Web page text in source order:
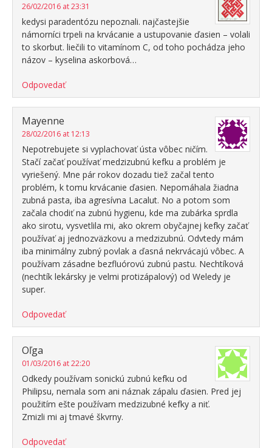
26/02/2016 at 23:31
kedysi paradentózu nepoznali. najčastejšie
námorníci trpeli na krvácanie a ustupovanie ďasien – volali
to skorbut. liečili to vitamínom C, od toho pochádza jeho
názov – kyselina askorbová…
Odpovedať
Mayenne
28/02/2016 at 12:13
Nepotrebujete si vyplachovať ústa vôbec ničím.
Stačí začať používať medzizubnú kefku a problém je
vyriešený. Mne pár rokov dozadu tiež začal tento
problém, k tomu krvácanie ďasien. Nepomáhala žiadna
zubná pasta, iba agresívna Lacalut. No a potom som
začala chodiť na zubnú hygienu, kde ma zubárka sprdla
ako sirotu, vysvetlila mi, ako okrem obyčajnej kefky začať
používať aj jednozväzkovu a medzizubnú. Odvtedy mám
iba minimálny zubný povlak a ďasná nekrvácajú vôbec. A
používam zásadne bezfluórovú zubnú pastu. Nechtíková
(nechtík lekársky je velmi protizápalový) od Weledy je
super.
Odpovedať
Oľga
01/03/2016 at 22:20
Odkedy používam sonickú zubnú kefku od
Philipsu, nemala som ani náznak zápalu ďasien. Pred jej
použitím ešte používam medzizubné kefky a niť.
Zmizli mi aj tmavé škvrny.
Odpovedať